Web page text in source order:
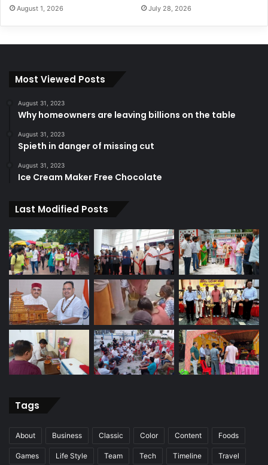
August 1, 2026 July 28, 2026
Most Viewed Posts
August 31, 2023
Why homeowners are leaving billions on the table
August 31, 2023
Spieth in danger of missing cut
August 31, 2023
Ice Cream Maker Free Chocolate
Last Modified Posts
Tags
About Business Classic Color Content Foods
Games Life Style Team Tech Timeline Travel